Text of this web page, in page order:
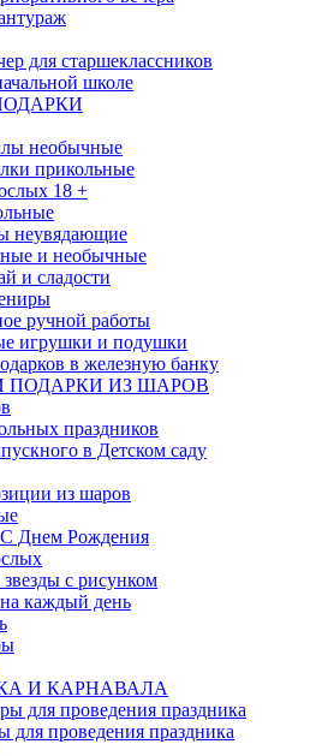
для старшеклассников
школе
необычные
прикольные
18 +
неувядающие
и необычные
и сладости
ручной работы
игрушки и подушки
в железную банку
ПОДАРКИ ИЗ ШАРОВ
праздников
в Детском саду
из шаров
Днем Рождения
с рисунком
каждый день
И КАРНАВАЛА
для проведения праздника
для проведения праздника